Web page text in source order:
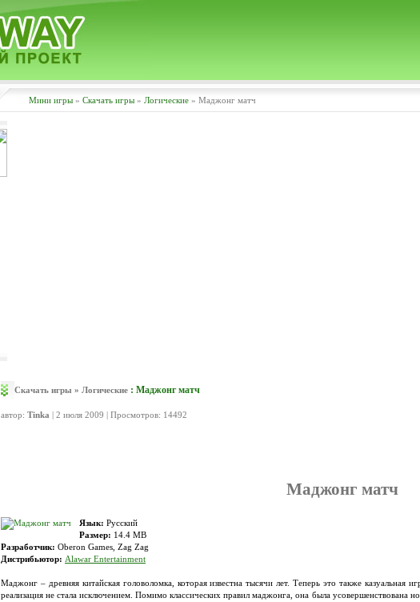
Мини игры » Скачать игры » Логические » Маджонг матч
Скачать игры » Логические : Маджонг матч
автор: Tinka | 2 июля 2009 | Просмотров: 14492
Маджонг матч
Язык: Русский
Размер: 14.4 MB
Разработчик: Oberon Games, Zag Zag
Дистрибьютор: Alawar Entertainment
Маджонг – древняя китайская головоломка, которая известна тысячи лет. Теперь это также казуальная
реализация не стала исключением. Помимо классических правил маджонга, она была усовершенствована